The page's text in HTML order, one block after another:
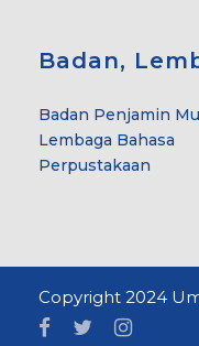
Badan,
Badan Penjamin
Lembaga Bahasa
Perpustakaan
Copyright 2024